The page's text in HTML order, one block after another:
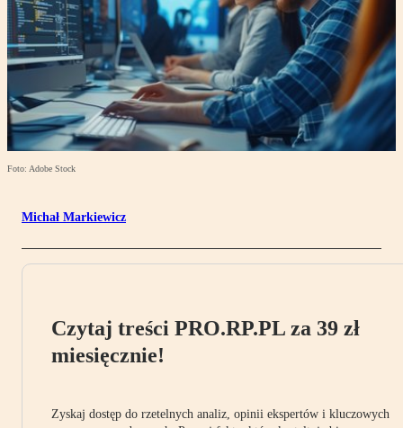
Foto: Adobe Stock
Michał Markiewicz
Czytaj treści PRO.RP.PL za 39 zł
miesięcznie!
Zyskaj dostęp do rzetelnych analiz, opinii ekspertów i kluczowych